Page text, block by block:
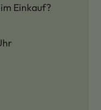
Einkauf?